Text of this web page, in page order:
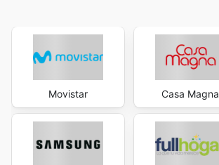
Movistar Casa Magna